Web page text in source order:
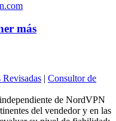
del vendedor y en las
su nivel de fiabilidad: